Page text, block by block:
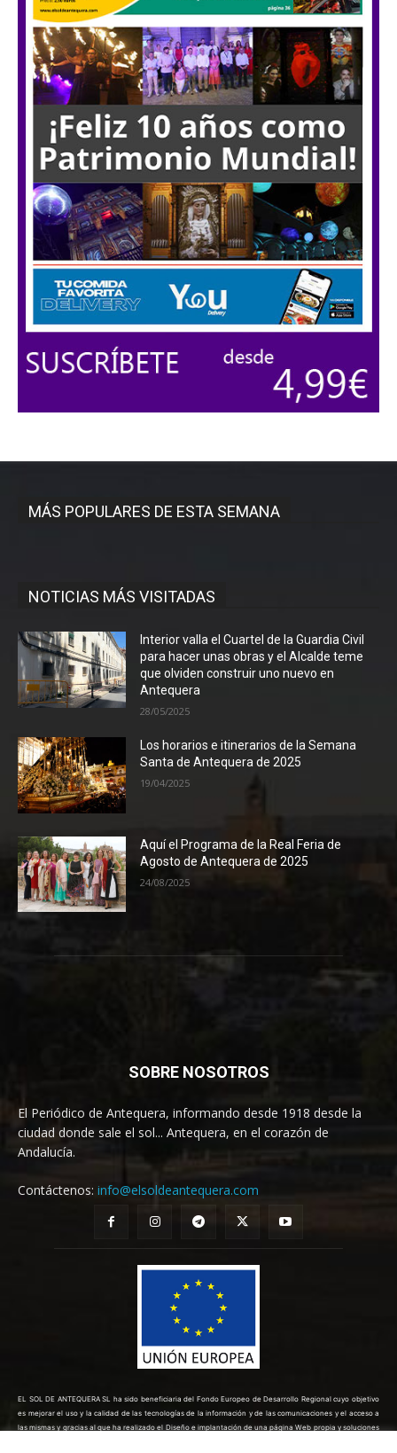
MÁS POPULARES DE ESTA SEMANA
NOTICIAS MÁS VISITADAS
Interior valla el Cuartel de la Guardia Civil
para hacer unas obras y el Alcalde teme
que olviden construir uno nuevo en
Antequera
28/05/2025
Los horarios e itinerarios de la Semana
Santa de Antequera de 2025
19/04/2025
Aquí el Programa de la Real Feria de
Agosto de Antequera de 2025
24/08/2025
SOBRE NOSOTROS
El Periódico de Antequera, informando desde 1918 desde la
ciudad donde sale el sol... Antequera, en el corazón de
Andalucía.
Contáctenos: info@elsoldeantequera.com
EL SOL DE ANTEQUERA SL ha sido beneficiaria del Fondo Europeo de Desarrollo Regional cuyo objetivo
es mejorar el uso y la calidad de las tecnologías de la información y de las comunicaciones y el acceso a
las mismas y gracias al que ha realizado el Diseño e implantación de una página Web propia y soluciones